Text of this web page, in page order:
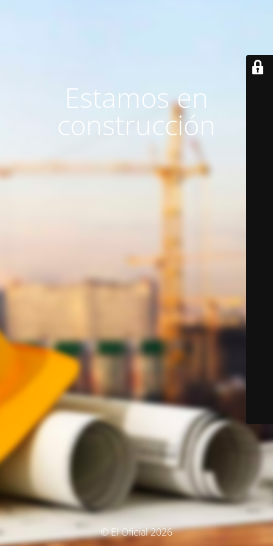
Estamos en
construcción
© El Oficial 2026